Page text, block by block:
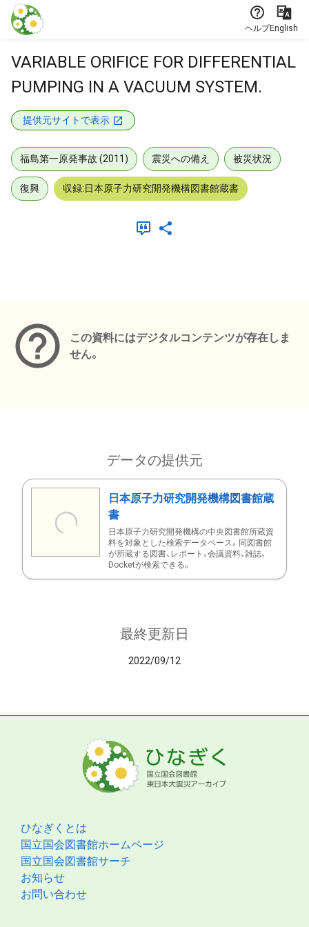
本文に飛ぶ
ヘルプEnglish
VARIABLE ORIFICE FOR DIFFERENTIAL
PUMPING IN A VACUUM SYSTEM.
提供元サイトで表示
福島第一原発事故 (2011) 震災への備え 被災状況
復興 収録:日本原子力研究開発機構図書館蔵書
この資料にはデジタルコンテンツが存在しま
せん。
データの提供元
日本原子力研究開発機構図書館蔵
書
日本原子力研究開発機構の中央図書館所蔵資
料を対象とした検索データベース。同図書館
が所蔵する図書、レポート、会議資料、雑誌、
Docketが検索できる。
最終更新日
2022/09/12
ひなぎくとは
国立国会図書館ホームページ
国立国会図書館サーチ
お知らせ
お問い合わせ